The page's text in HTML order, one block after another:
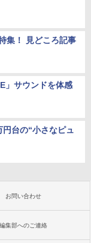
集！ 見どころ記事
」サウンドを体感
台の“小さなピュ
お問い合わせ
編集部へのご連絡